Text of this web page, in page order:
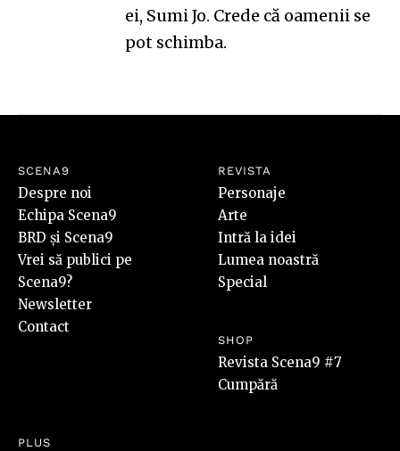
ei, Sumi Jo. Crede că oamenii se
pot schimba.
SCENA9
Despre noi
Echipa Scena9
BRD și Scena9
Vrei să publici pe
Scena9?
Newsletter
Contact
REVISTA
Personaje
Arte
Intră la idei
Lumea noastră
Special
SHOP
Revista Scena9 #7
Cumpără
PLUS